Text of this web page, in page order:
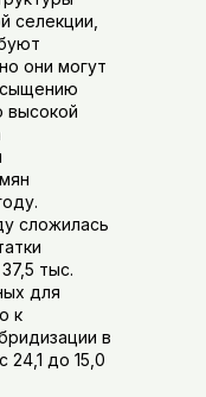
селекции,
они могут
высокой
сложилась
тыс.
для
к
в
24,1 до 15,0